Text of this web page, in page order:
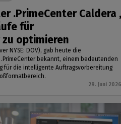
.PrimeCenter Caldera ,
für
optimieren
NYSE: DOV), gab heute die
bekannt, einem bedeutenden
für die intelligente Auftragsvorbereitung
29. Juni 2026